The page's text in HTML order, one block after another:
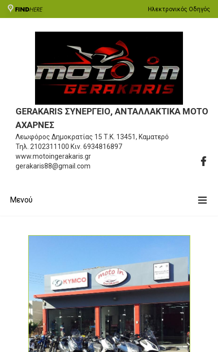
Ηλεκτρονικός Οδηγός
GERAKARIS ΣΥΝΕΡΓΕΙΟ, ΑΝΤΑΛΛΑΚΤΙΚΑ MOTO
ΑΧΑΡΝΕΣ
Λεωφόρος Δημοκρατίας 15 Τ.Κ. 13451, Καματερό
Τηλ. 2102311100 Κιν. 6934816897
www.motoingerakaris.gr
gerakaris88@gmail.com
Μενού